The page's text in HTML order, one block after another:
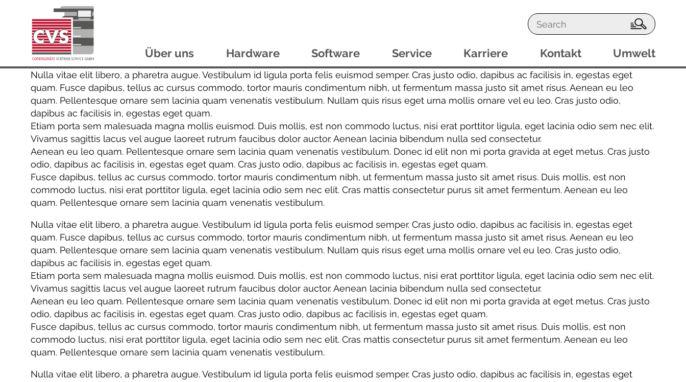
S
e
c
h
Über uns Hardware Software Service Karriere Kontakt Umwelt
Nulla vitae elit libero, a pharetra augue. Vestibulum id ligula porta felis euismod semper. Cras justo odio, dapibus ac facilisis in, egestas eget
quam. Fusce dapibus, tellus ac cursus commodo, tortor mauris condimentum nibh, ut fermentum massa justo sit amet risus. Aenean eu leo
quam. Pellentesque ornare sem lacinia quam venenatis vestibulum. Nullam quis risus eget urna mollis ornare vel eu leo. Cras justo odio,
dapibus ac facilisis in, egestas eget quam.
Etiam porta sem malesuada magna mollis euismod. Duis mollis, est non commodo luctus, nisi erat porttitor ligula, eget lacinia odio sem nec elit.
Vivamus sagittis lacus vel augue laoreet rutrum faucibus dolor auctor. Aenean lacinia bibendum nulla sed consectetur.
Aenean eu leo quam. Pellentesque ornare sem lacinia quam venenatis vestibulum. Donec id elit non mi porta gravida at eget metus. Cras justo
odio, dapibus ac facilisis in, egestas eget quam. Cras justo odio, dapibus ac facilisis in, egestas eget quam.
Fusce dapibus, tellus ac cursus commodo, tortor mauris condimentum nibh, ut fermentum massa justo sit amet risus. Duis mollis, est non
commodo luctus, nisi erat porttitor ligula, eget lacinia odio sem nec elit. Cras mattis consectetur purus sit amet fermentum. Aenean eu leo
quam. Pellentesque ornare sem lacinia quam venenatis vestibulum.
Nulla vitae elit libero, a pharetra augue. Vestibulum id ligula porta felis euismod semper. Cras justo odio, dapibus ac facilisis in, egestas eget
quam. Fusce dapibus, tellus ac cursus commodo, tortor mauris condimentum nibh, ut fermentum massa justo sit amet risus. Aenean eu leo
quam. Pellentesque ornare sem lacinia quam venenatis vestibulum. Nullam quis risus eget urna mollis ornare vel eu leo. Cras justo odio,
dapibus ac facilisis in, egestas eget quam.
Etiam porta sem malesuada magna mollis euismod. Duis mollis, est non commodo luctus, nisi erat porttitor ligula, eget lacinia odio sem nec elit.
Vivamus sagittis lacus vel augue laoreet rutrum faucibus dolor auctor. Aenean lacinia bibendum nulla sed consectetur.
Aenean eu leo quam. Pellentesque ornare sem lacinia quam venenatis vestibulum. Donec id elit non mi porta gravida at eget metus. Cras justo
odio, dapibus ac facilisis in, egestas eget quam. Cras justo odio, dapibus ac facilisis in, egestas eget quam.
Fusce dapibus, tellus ac cursus commodo, tortor mauris condimentum nibh, ut fermentum massa justo sit amet risus. Duis mollis, est non
commodo luctus, nisi erat porttitor ligula, eget lacinia odio sem nec elit. Cras mattis consectetur purus sit amet fermentum. Aenean eu leo
quam. Pellentesque ornare sem lacinia quam venenatis vestibulum.
Nulla vitae elit libero, a pharetra augue. Vestibulum id ligula porta felis euismod semper. Cras justo odio, dapibus ac facilisis in, egestas eget